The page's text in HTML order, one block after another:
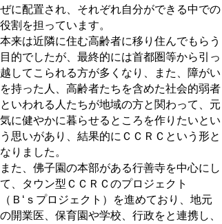
ぜに配置され、それぞれ自分ができる中での
役割を担っています。
本来は近隣に住む高齢者に移り住んでもらう
目的でしたが、最終的には首都圏等から引っ
越してこられる方が多くなり、また、障がい
を持った人、高齢者たちを含めた社会的弱者
といわれる人たちが地域の方と関わって、元
気に健やかに暮らせるところを作りたいとい
う思いがあり、結果的にＣＣＲＣという形と
なりました。
また、佛子園の本部がある行善寺を中心にし
て、タウン型ＣＣＲＣのプロジェクト
（Ｂ‘ｓプロジェクト）を進めており、地元
の開業医、保育園や学校、行政をと連携し、